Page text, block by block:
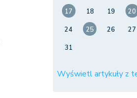
17
18 19 20
24
25 26 27
31
Wyświetl artykuły z